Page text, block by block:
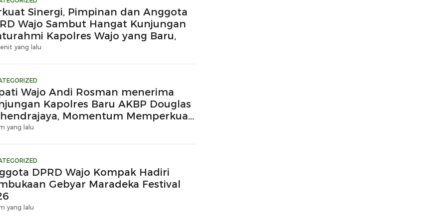
Sinergi, Pimpinan dan Anggota
Wajo Sambut Hangat Kunjungan
Kapolres Wajo yang Baru,
yang lalu
Wajo Andi Rosman menerima
Kapolres Baru AKBP Douglas
Momentum Memperkuat
yang lalu
DPRD Wajo Kompak Hadiri
Gebyar Maradeka Festival
yang lalu